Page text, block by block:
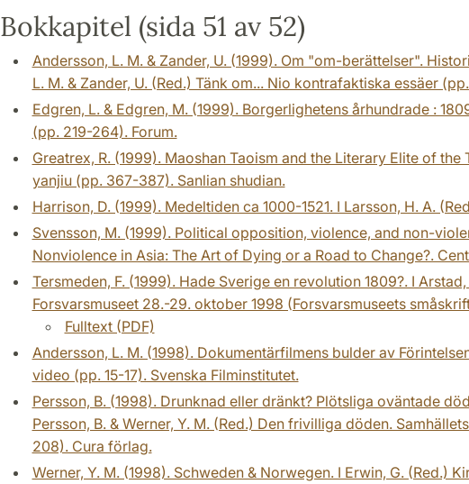
Bokkapitel (sida 51 av 52)
Andersson, L. M. & Zander, U. (1999). Om "om-berättelser".
L. M. & Zander, U. (Red.) Tänk om... Nio kontrafaktiska essäer
Edgren, L. & Edgren, M. (1999). Borgerlighetens århundrade :
(pp. 219-264). Forum.
Greatrex, R. (1999). Maoshan Taoism and the Literary Elite of
yanjiu (pp. 367-387). Sanlian shudian.
Harrison, D. (1999). Medeltiden ca 1000-1521. I Larsson, H. A.
Svensson, M. (1999). Political opposition, violence, and non-
Nonviolence in Asia: The Art of Dying or a Road to Change?.
Tersmeden, F. (1999). Hade Sverige en revolution 1809?. I
Forsvarsmuseet 28.-29. oktober 1998 (Forsvarsmuseets
Fulltext (PDF)
Andersson, L. M. (1998). Dokumentärfilmens bulder av
video (pp. 15-17). Svenska Filminstitutet.
Persson, B. (1998). Drunknad eller dränkt? Plötsliga oväntade
Persson, B. & Werner, Y. M. (Red.) Den frivilliga döden.
208). Cura förlag.
Werner, Y. M. (1998). Schweden & Norwegen. I Erwin, G. (Red.)